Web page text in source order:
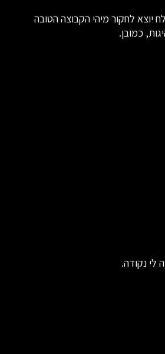
יוצא לחקור מיהי הקבוצה הטובה
כמובן.
לי נקודה.